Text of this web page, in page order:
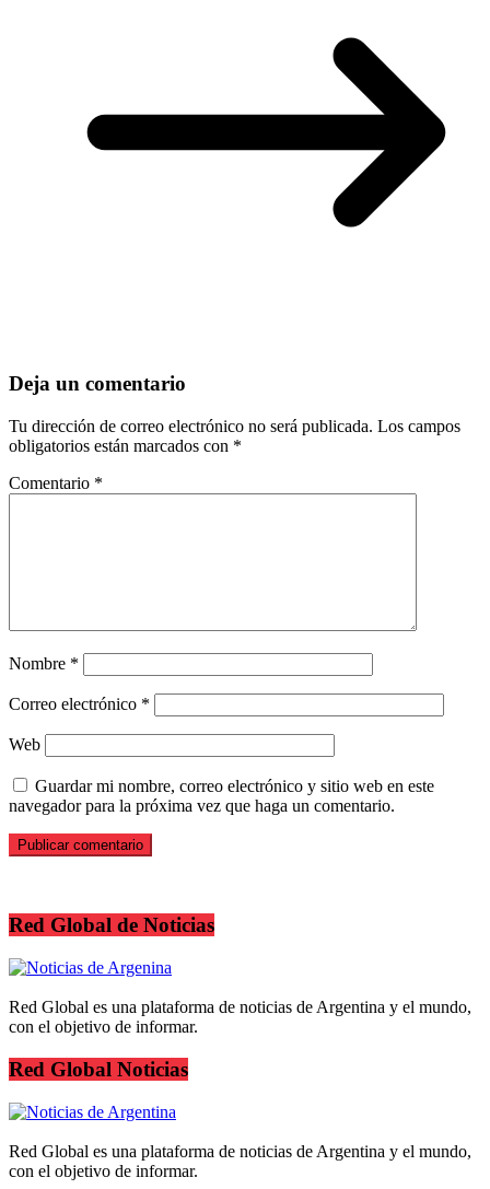
Deja un comentario
Tu dirección de correo electrónico no será publicada. Los campos
obligatorios están marcados con *
Comentario *
Nombre *
Correo electrónico *
Web
Guardar mi nombre, correo electrónico y sitio web en este
navegador para la próxima vez que haga un comentario.
Red Global de Noticias
Red Global es una plataforma de noticias de Argentina y el mundo,
con el objetivo de informar.
Red Global Noticias
Red Global es una plataforma de noticias de Argentina y el mundo,
con el objetivo de informar.